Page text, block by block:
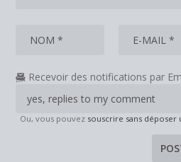
Recevoir des notifications par
Ou, vous pouvez souscrire sans